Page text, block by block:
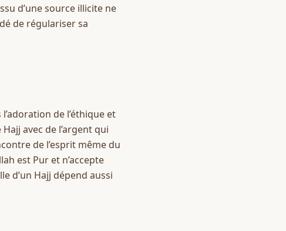
d’une source illicite ne
de régulariser sa
de l’éthique et
avec de l’argent qui
de l’esprit même du
d’un Hajj dépend aussi